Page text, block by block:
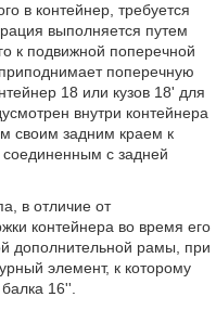
в контейнер, требуется
выполняется путем
к подвижной поперечной
поперечную
18 или кузов 18' для
внутри контейнера
своим задним краем к
с задней
в отличие от
контейнера во время его
дополнительной рамы, при
элемент, к которому
16''.